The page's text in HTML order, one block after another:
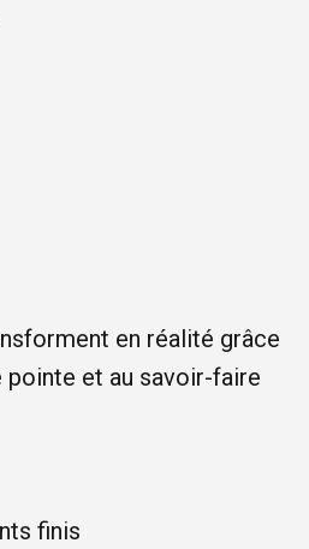
en réalité grâce
et au savoir-faire
finis